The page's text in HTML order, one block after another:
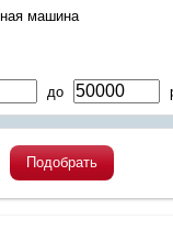
машина
до
Подобрать